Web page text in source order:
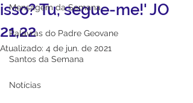
Mensagem da Semana
Palavras do Padre Geovane
Santos da Semana
Notícias
isso? Tu, segue-me!' JO
21,22
Atualizado: 4 de jun. de 2021